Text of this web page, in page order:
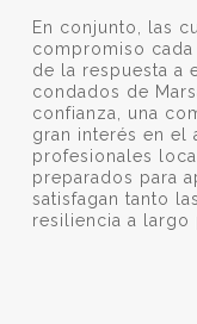
En conjunto, las
compromiso
de la respuesta a
condados de
confianza, una
gran interés en el
profesionales
preparados para
satisfagan tanto
resiliencia a largo